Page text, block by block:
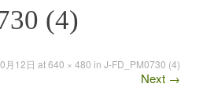
(4)
月12日 at640 × 480 in J-FD_PM0730 (4)
Next →